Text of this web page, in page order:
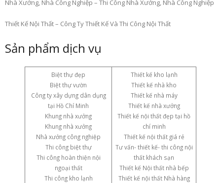
Nhà Xưởng, Nhà Công Nghiệp – Thi Công Nhà Xưởng, Nhà Công Nghiệp
Thiết Kế Nội Thất – Công Ty Thiết Kế Và Thi Công Nội Thất
Sản phẩm dịch vụ
Biệt thự đẹp
Biệt thự vườn
Công ty xây dựng dân dụng
tại Hồ Chí Minh
Khung nhà xưởng
Khung nhà xưởng
Nhà xưởng công nghiệp
Thi công biệt thự
Thi công hoàn thiện nội
ngoại thất
Thi công kho lạnh
Thiết kế kho lạnh
Thiết kế nhà kho
Thiết kế nhà máy
Thiết kế nhà xưởng
Thiết kế nội thất đẹp tại hồ
chí minh
Thiết kế nội thất giá rẻ
Tư vấn- thiết kế- thi công nội
thất khách sạn
Thiết kế Nội thất nhà bếp
Thiết kế nội thất Nhà hàng